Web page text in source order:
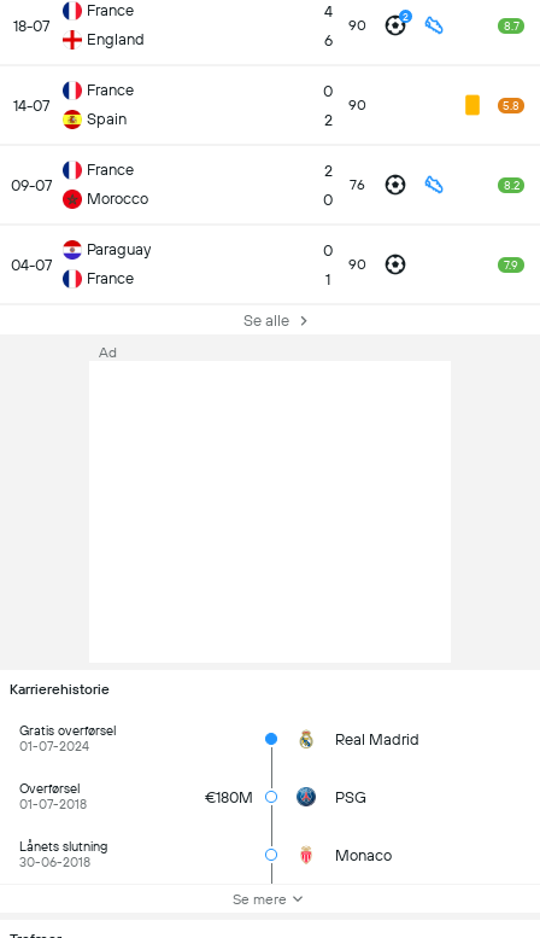
18-07
France
England
4
6
90 2
8.7
14-07
France
Spain
0
2
90 5.8
09-07
France
Morocco
2
0
76 8.2
04-07
Paraguay
France
0
1
90 7.9
Se alle
Karrierehistorie
Gratis overførsel
01-07-2024
Real Madrid
Overførsel
01-07-2018
€180M PSG
Lånets slutning
30-06-2018
Monaco
Se mere
Ad